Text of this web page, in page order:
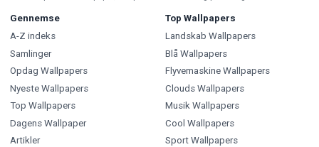
Gennemse
A-Z indeks
Samlinger
Opdag Wallpapers
Nyeste Wallpapers
Top Wallpapers
Dagens Wallpaper
Artikler
Top Wallpapers
Landskab Wallpapers
Blå Wallpapers
Flyvemaskine Wallpapers
Clouds Wallpapers
Musik Wallpapers
Cool Wallpapers
Sport Wallpapers